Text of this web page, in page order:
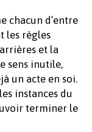
chacun d’entre
les règles
et la
sens inutile,
un acte en soi.
instances du
terminer le